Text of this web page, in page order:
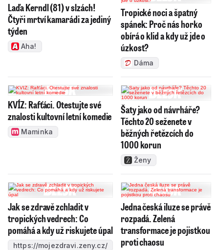
Laďa Kerndl (81) v slzách!
Čtyři mrtví kamarádi za jediný
týden
Aha!
Tropické noci a špatný
spánek: Proč nás horko
obírá o klid a kdy už jde o
úzkost?
Dáma
KVÍZ: Rafťáci. Otestujte své
znalosti kultovní letní komedie
Maminka
Šaty jako od návrháře?
Těchto 20 seženete v
běžných řetězcích do
1000 korun
Ženy
Jak se zdravě zchladit v
tropických vedrech: Co
pomáhá a kdy už riskujete úpal
https://mojezdravi.zeny.cz/
Jedna česká iluze se právě
rozpadá. Zelená
transformace je pojistkou
proti chaosu